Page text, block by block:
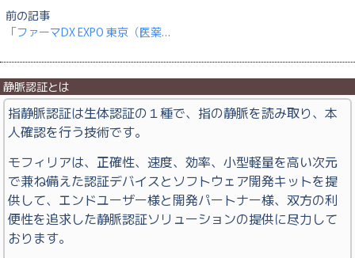
前の記事
「ファーマDX EXPO 東京（医薬品向けデジタル支援展）」に出展
静脈認証とは
指静脈認証は生体認証の１種で、指の静脈を読み取り、本
人確認を行う技術です。
モフィリアは、正確性、速度、効率、小型軽量を高い次元
で兼ね備えた認証デバイスとソフトウェア開発キットを提
供して、エンドユーザー様と開発パートナー様、双方の利
便性を追求した静脈認証ソリューションの提供に尽力して
おります。